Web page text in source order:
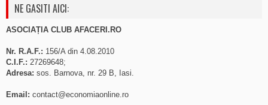
NE GASITI AICI:
ASOCIAȚIA CLUB AFACERI.RO
Nr. R.A.F.: 156/A din 4.08.2010
C.I.F.: 27269648;
Adresa: sos. Barnova, nr. 29 B, Iasi.
Email: contact@economiaonline.ro